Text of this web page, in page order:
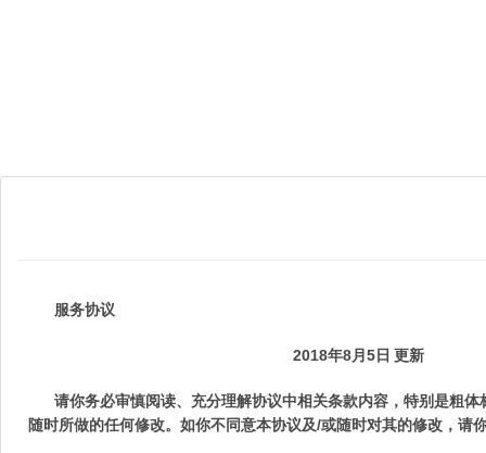
服务协议
2018年8月 5日 更新
请你务必审慎阅读、充分理解协议中相关条款内容，特别是粗
随时所做的任何修改。如你不同意本协议及/或随时对其的修改，请